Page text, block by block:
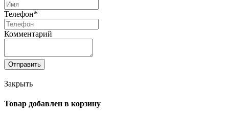
Телефон*
Комментарий
Отправить
Закрыть
Товар добавлен в корзину